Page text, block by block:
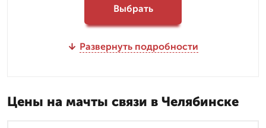
Выбрать
Развернуть подробности
Цены на мачты связи в Челябинске